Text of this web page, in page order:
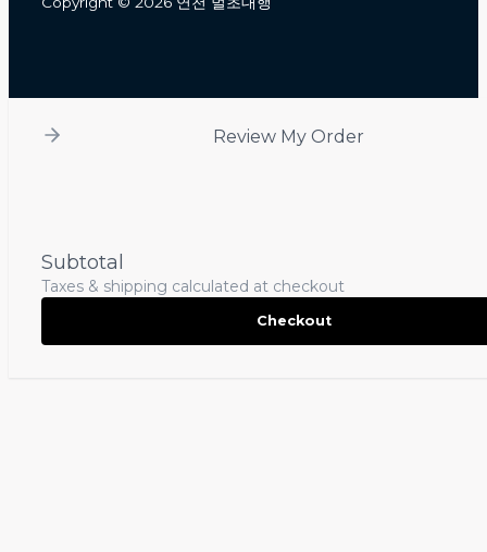
Review My Order
Subtotal
Taxes & shipping calculated at checkout
Checkout